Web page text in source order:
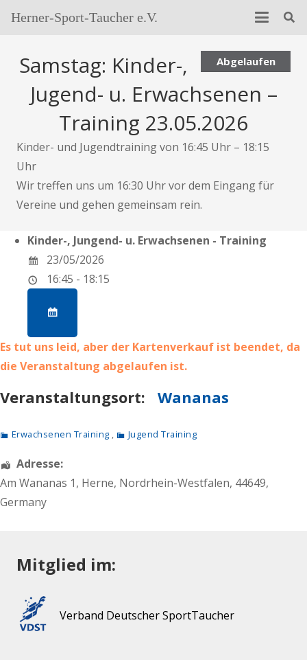
Herner-Sport-Taucher e.V.
Abgelaufen
Samstag: Kinder-,
Jugend- u. Erwachsenen –
Training 23.05.2026
Kinder- und Jugendtraining von 16:45 Uhr – 18:15
Uhr
Wir treffen uns um 16:30 Uhr vor dem Eingang für
Vereine und gehen gemeinsam rein.
Kinder-, Jungend- u. Erwachsenen - Training
23/05/2026
16:45 - 18:15
Es tut uns leid, aber der Kartenverkauf ist beendet, da
die Veranstaltung abgelaufen ist.
Veranstaltungsort: Wananas
Erwachsenen Training , Jugend Training
Adresse:
Am Wananas 1, Herne, Nordrhein-Westfalen, 44649,
Germany
Mitglied im:
Verband Deutscher SportTaucher